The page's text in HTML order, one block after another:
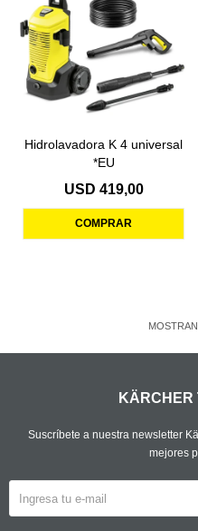
Hidrolavadora K 4 universal
*EU
USD 419,00
KÄRCHER
Suscríbete a nuestra newsletter
mejores